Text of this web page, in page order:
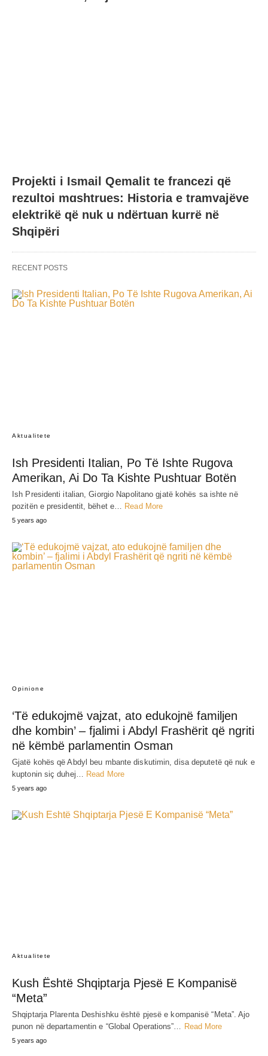
Projekti i Ismail Qemalit te francezi që
rezultoi mɑshtrues: Historia e tramvajëve
elektrikë që nuk u ndërtuan kurrë në
Shqipëri
RECENT POSTS
Aktualitete
Ish Presidenti Italian, Po Të Ishte Rugova
Amerikan, Ai Do Ta Kishte Pushtuar Botën
Ish Presidenti italian, Giorgio Napolitano gjatë kohës sa ishte në
pozitën e presidentit, bëhet e… Read More
5 years ago
Opinione
‘Të edukojmë vajzat, ato edukojnë familjen
dhe kombin’ – fjalimi i Abdyl Frashërit që ngriti
në këmbë parlamentin Osman
Gjatë kohës që Abdyl beu mbante diskutimin, disa deputetë që nuk e
kuptonin siç duhej… Read More
5 years ago
Aktualitete
Kush Është Shqiptarja Pjesë E Kompanisë
“Meta”
Shqiptarja Plarenta Deshishku është pjesë e kompanisë “Meta”. Ajo
punon në departamentin e “Global Operations”… Read More
5 years ago